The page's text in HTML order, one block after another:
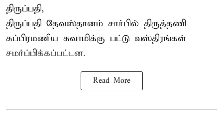
திருப்பதி,
திருப்பதி தேவஸ்தானம் சார்பில் திருத்தணி
சுப்பிரமணிய சுவாமிக்கு பட்டு வஸ்திரங்கள்
சமர்ப்பிக்கப்பட்டன.
Read More